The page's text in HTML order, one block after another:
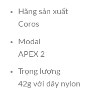
Hãng sản xuất
Coros
Modal
APEX 2
Trọng lượng
42g với dây nylon